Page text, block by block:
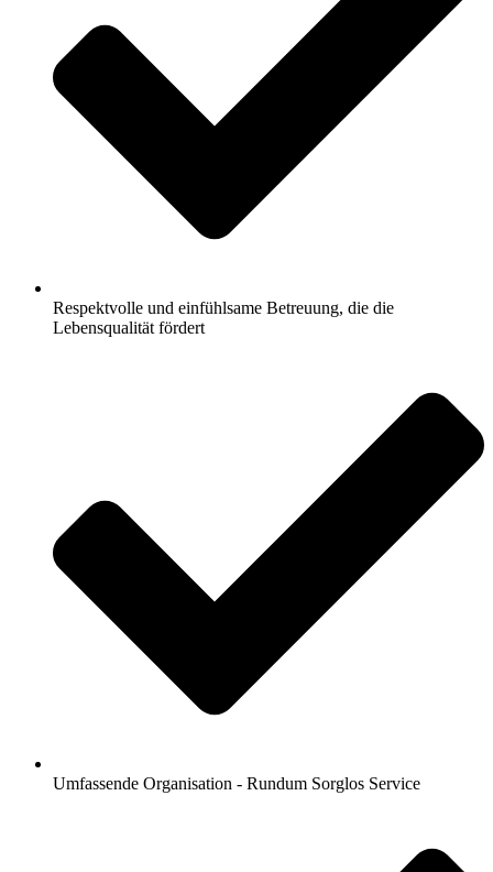
Respektvolle und einfühlsame Betreuung, die die
Lebensqualität fördert
Umfassende Organisation - Rundum Sorglos Service